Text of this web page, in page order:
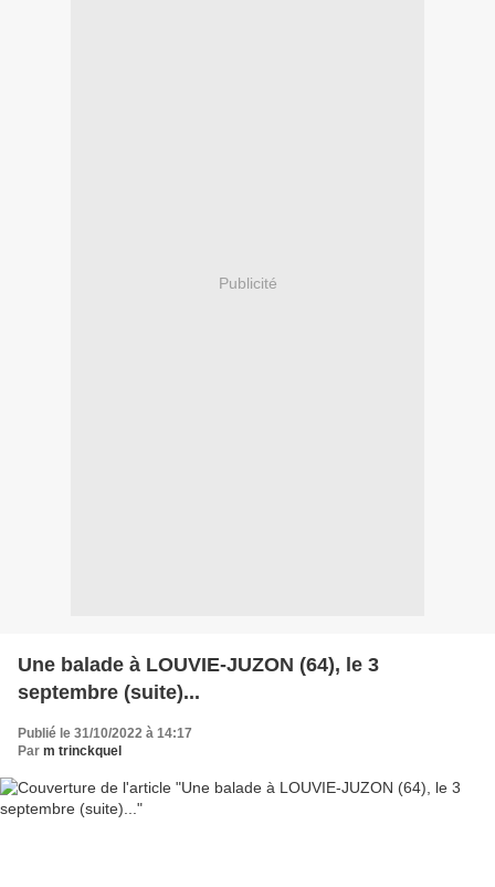
Publicité
Une balade à LOUVIE-JUZON (64), le 3
septembre (suite)...
Publié le 31/10/2022 à 14:17
Par m trinckquel